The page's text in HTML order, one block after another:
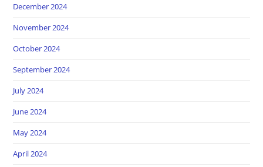
December 2024
November 2024
October 2024
September 2024
July 2024
June 2024
May 2024
April 2024